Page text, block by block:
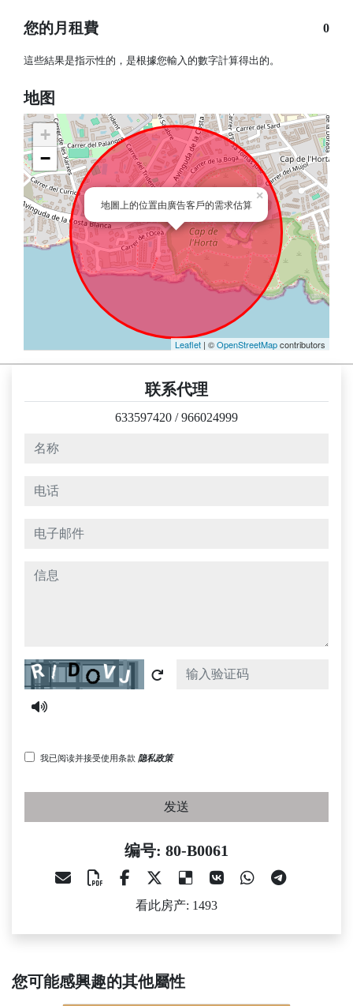
您的月租費 0
這些結果是指示性的，是根據您輸入的數字計算得出的。
地图
地圖上的位置由廣告客戶的需求估算
×
+
−
Leaflet | ©OpenStreetMapcontributors
联系代理
633597420 /966024999
名称
电话
电子邮件
信息
Captcha
我已阅读并接受使用条款 隐私政策
发送
编号: 80-B0061
看此房产: 1493
您可能感興趣的其他屬性